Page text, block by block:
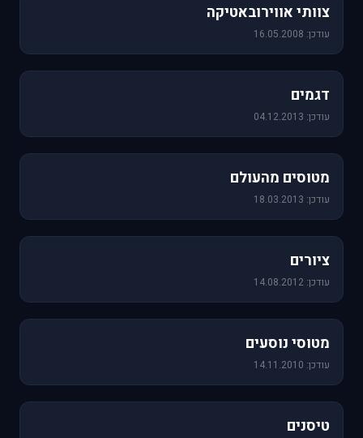
צוותי אווירובאטיקה
עודכן: 16.05.2008
דגמים
עודכן: 04.12.2013
מטוסים מהעולם
עודכן: 18.03.2013
ציורים
עודכן: 14.08.2012
מטוסי נוסעים
עודכן: 14.11.2010
טיסנים